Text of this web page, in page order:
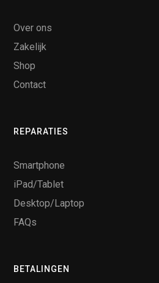
Over ons
Zakelijk
Shop
Contact
REPARATIES
Smartphone
iPad/Tablet
Desktop/Laptop
FAQs
BETALINGEN